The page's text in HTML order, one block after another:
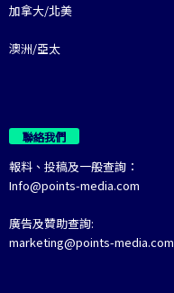
加拿大/北美
澳洲/亞太
聯絡我們
報料、投稿及一般查詢：
Info@points-media.com
廣告及贊助查詢:
marketing@points-media.com